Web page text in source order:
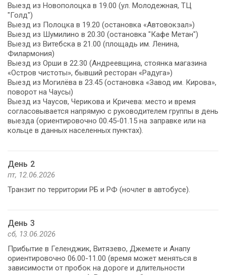
Выезд из Новополоцка в 19.00 (ул. Молодежная, ТЦ
"Голд")
Выезд из Полоцка в 19.20 (остановка «Автовокзал»)
Выезд из Шумилино в 20.30 (остановка "Кафе Метан")
Выезд из Витебска в 21.00 (площадь им. Ленина,
Филармония)
Выезд из Орши в 22.30 (Андреевщина, стоянка магазина
«Остров чистоты», бывший ресторан «Радуга»)
Выезд из Могилёва в 23.45 (остановка «Завод им. Кирова»,
поворот на Чаусы)
Выезд из Чаусов, Черикова и Кричева: место и время
согласовывается напрямую с руководителем группы в день
выезда (ориентировочно 00.45-01.15 на заправке или на
кольце в данных населенных пунктах).
День 2
пт, 12.06.2026
Транзит по территории РБ и РФ (ночлег в автобусе).
День 3
сб, 13.06.2026
Прибытие в Геленджик, Витязево, Джемете и Анапу
ориентировочно 06.00-11.00 (время может меняться в
зависимости от пробок на дороге и длительности